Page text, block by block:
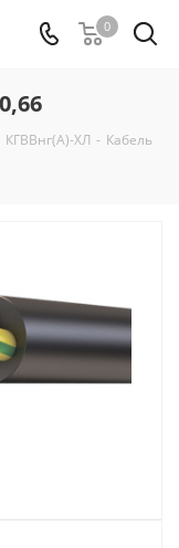
0
КГВВнг(А)-ХЛ - Кабель